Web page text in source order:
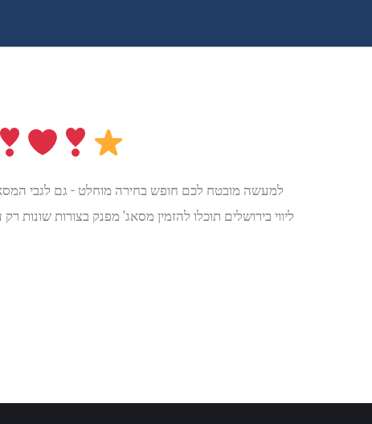
למעשה מובטח לכם חופש בחירה מוחלט - גם לגבי
ליווי בירושלים תוכלו להזמין מסאג' מפנק בצורות